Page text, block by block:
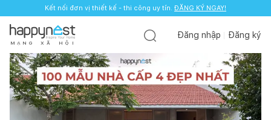
Kết nối đơn vị thiết kế - thi công uy tín. ĐĂNG KÝ NGAY!
M Ạ N G X Ã H Ộ I
Đăng nhập Đăng ký